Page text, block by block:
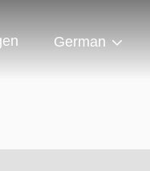
German